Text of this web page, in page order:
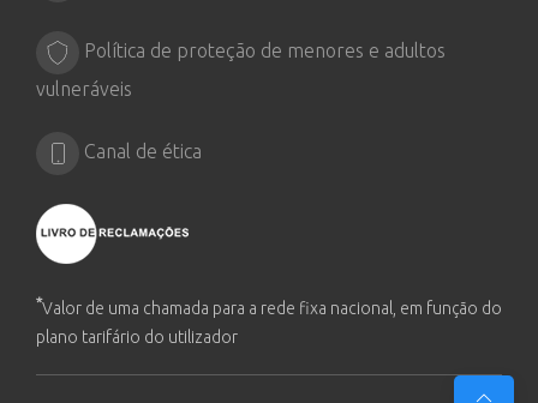
Política de proteção de menores e adultos
vulneráveis
Canal de ética
*Valor de uma chamada para a rede fixa nacional, em função do
plano tarifário do utilizador